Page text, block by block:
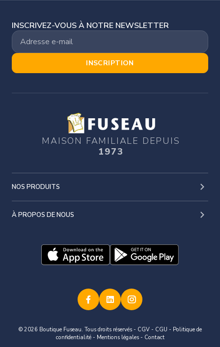
INSCRIVEZ-VOUS À NOTRE NEWSLETTER
INSCRIPTION
MAISON FAMILIALE DEPUIS
1973
NOS PRODUITS
À PROPOS DE NOUS
© 2026 Boutique Fuseau. Tous droits réservés - CGV- CGU - Politique de
confidentialité- Mentions légales- Contact